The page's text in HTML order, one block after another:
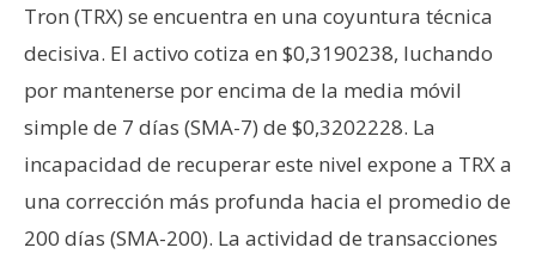
e
c
r
s
o
s
Tron (TRX) se encuentra en una coyuntura técnica
decisiva. El activo cotiza en $0,3190238, luchando
por mantenerse por encima de la media móvil
simple de 7 días (SMA-7) de $0,3202228. La
incapacidad de recuperar este nivel expone a TRX a
una corrección más profunda hacia el promedio de
200 días (SMA-200). La actividad de transacciones